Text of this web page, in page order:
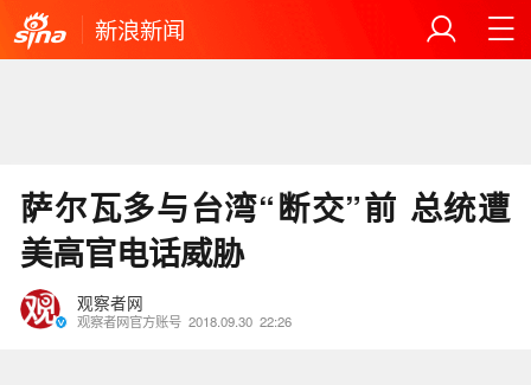
新浪新闻
萨尔瓦多与台湾“断交”前 总统遭
美高官电话威胁
观察者网
观察者网官方账号 2018.09.30 22:26